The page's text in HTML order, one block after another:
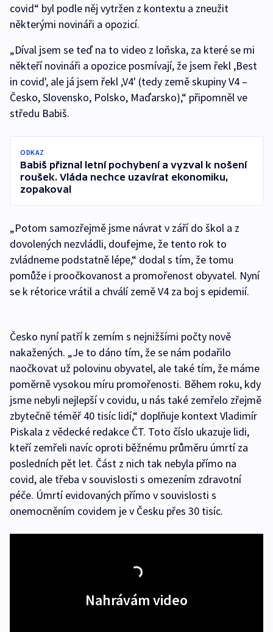
covid“ byl podle něj vytržen z kontextu a zneužit
některými novináři a opozicí.
„Díval jsem se teď na to video z loňska, za které se mi
někteří novináři a opozice posmívají, že jsem řekl ,Best
in covid', ale já jsem řekl ,V4' (tedy země skupiny V4 –⁠
Česko, Slovensko, Polsko, Maďarsko),“ připomněl ve
středu Babiš.
ODKAZ
Babiš přiznal letní pochybení a vyzval k nošení
roušek. Vláda nechce uzavírat ekonomiku,
zopakoval
„Potom samozřejmě jsme návrat v září do škol a z
dovolených nezvládli, doufejme, že tento rok to
zvládneme podstatně lépe,“ dodal s tím, že tomu
pomůže i proočkovanost a promořenost obyvatel. Nyní
se k rétorice vrátil a chválí země V4 za boj s epidemií.
Česko nyní patří k zemím s nejnižšími počty nově
nakažených. „Je to dáno tím, že se nám podařilo
naočkovat už polovinu obyvatel, ale také tím, že máme
poměrně vysokou míru promořenosti. Během roku, kdy
jsme nebyli nejlepší v covidu, u nás také zemřelo zřejmě
zbytečně téměř 40 tisíc lidí,“ doplňuje kontext Vladimír
Piskala z vědecké redakce ČT. Toto číslo ukazuje lidi,
kteří zemřeli navíc oproti běžnému průměru úmrtí za
posledních pět let. Část z nich tak nebyla přímo na
covid, ale třeba v souvislosti s omezením zdravotní
péče. Úmrtí evidovaných přímo v souvislosti s
onemocněním covidem je v Česku přes 30 tisíc.
Nahrávám video